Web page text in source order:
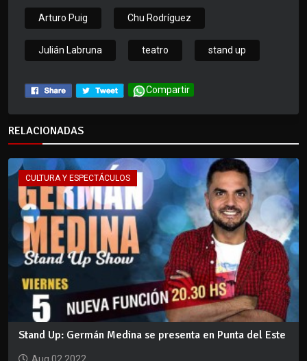
Arturo Puig Chu Rodríguez
Julián Labruna teatro stand up
Compartir
RELACIONADAS
CULTURA Y ESPECTÁCULOS
Stand Up: Germán Medina se presenta en Punta del Este
Aug 02 2022